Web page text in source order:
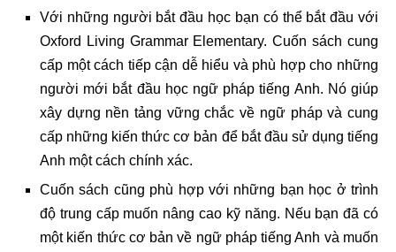
Với những người bắt đầu học bạn có thể bắt đầu với
Oxford Living Grammar Elementary. Cuốn sách cung
cấp một cách tiếp cận dễ hiểu và phù hợp cho những
người mới bắt đầu học ngữ pháp tiếng Anh. Nó giúp
xây dựng nền tảng vững chắc về ngữ pháp và cung
cấp những kiến thức cơ bản để bắt đầu sử dụng tiếng
Anh một cách chính xác.
Cuốn sách cũng phù hợp với những bạn học ở trình
độ trung cấp muốn nâng cao kỹ năng. Nếu bạn đã có
một kiến thức cơ bản về ngữ pháp tiếng Anh và muốn